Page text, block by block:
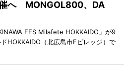
へ MONGOL800、DA
FES Milafete HOKKAIDO」が9
HOKKAIDO（北広島市Fビレッジ）で